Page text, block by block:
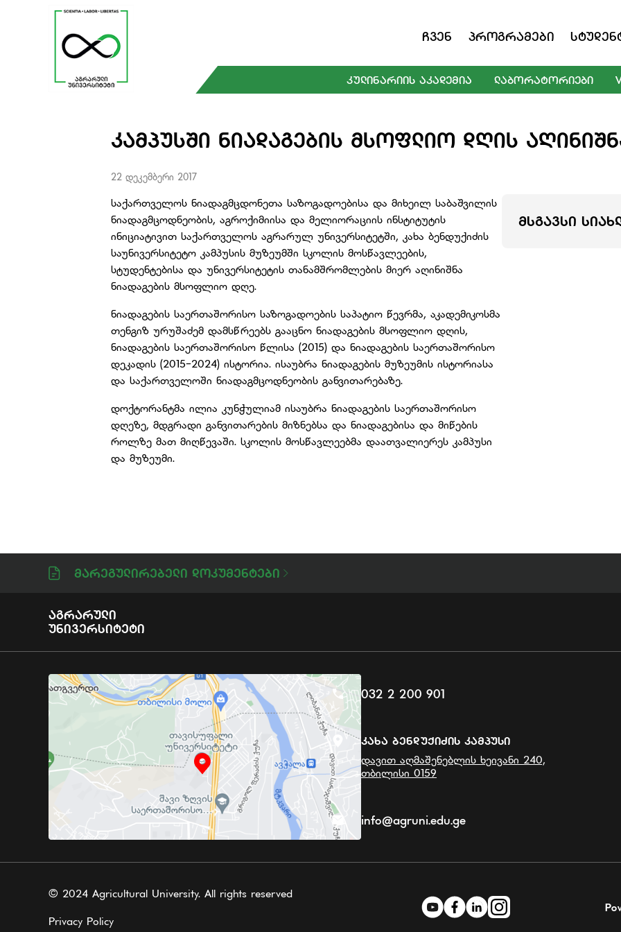
Ჩვენ Პროგრამები
ᲙᲣᲚᲘᲜᲐᲠᲘᲘᲡ ᲐᲙᲐᲓᲔᲛᲘᲐ ᲚᲐᲑᲝᲠᲐᲢᲝᲠᲘᲔᲑᲘ
ᲙᲐᲛᲞᲣᲡᲨᲘ ᲜᲘᲐᲓᲐᲒᲔᲑᲘᲡ ᲛᲡᲝᲤᲚᲘᲝ ᲓᲦᲘᲡ
22 დეკემბერი 2017
საქართველოს ნიადაგმცდონეთა საზოგადოებისა და მიხეილ საბაშვილის
ნიადაგმცოდნეობის, აგროქიმიისა და მელიორაციის ინსტიტუტის
ინიციატივით საქართველოს აგრარულ უნივერსიტეტში, კახა ბენდუქიძის
საუნივერსიტეტო კამპუსის მუზეუმში სკოლის მოსწავლეების,
სტუდენტებისა და უნივერსიტეტის თანამშრომლების მიერ აღინიშნა
ნიადაგების მსოფლიო დღე.
ნიადაგების საერთაშორისო საზოგადოების საპატიო წევრმა, აკადემიკოსმა
თენგიზ ურუშაძემ დამსწრეებს გააცნო ნიადაგების მსოფლიო დღის,
ნიადაგების საერთაშორისო წლისა (2015) და ნიადაგების საერთაშორისო
დეკადის (2015-2024) ისტორია. ისაუბრა ნიადაგების მუზეუმის ისტორიასა
და საქართველოში ნიადაგმცოდნეობის განვითარებაზე.
დოქტორანტმა ილია კუნჭულიამ ისაუბრა ნიადაგების საერთაშორისო
დღეზე, მდგრადი განვითარების მიზნებსა და ნიადაგებისა და მიწების
როლზე მათ მიღწევაში. სკოლის მოსწავლეებმა დაათვალიერეს კამპუსი
და მუზეუმი.
ᲛᲡᲒᲐᲕᲡᲘ
Მარეგულირებელი Დოკუმენტები
Აგრარული
Უნივერსიტეტი
032 2 200 901
Კახა Ბენდუქიძის Კამპუსი
დავით აღმაშენებლის ხეივანი 240,
თბილისი 0159
info@agruni.edu.ge
© 2024 Agricultural University. All rights reserved
Privacy Policy